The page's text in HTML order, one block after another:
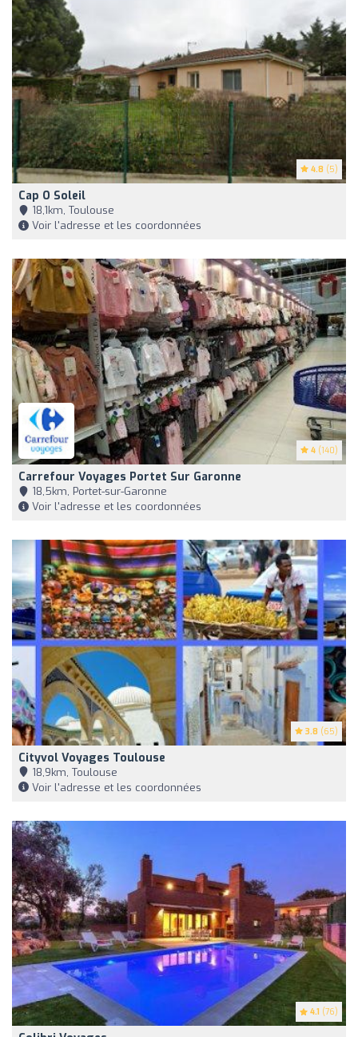
4.8 (5)
Cap O Soleil
18,1km, Toulouse
Voir l'adresse et les coordonnées
4 (140)
Carrefour Voyages Portet Sur Garonne
18,5km, Portet-sur-Garonne
Voir l'adresse et les coordonnées
3.8 (65)
Cityvol Voyages Toulouse
18,9km, Toulouse
Voir l'adresse et les coordonnées
4.1 (76)